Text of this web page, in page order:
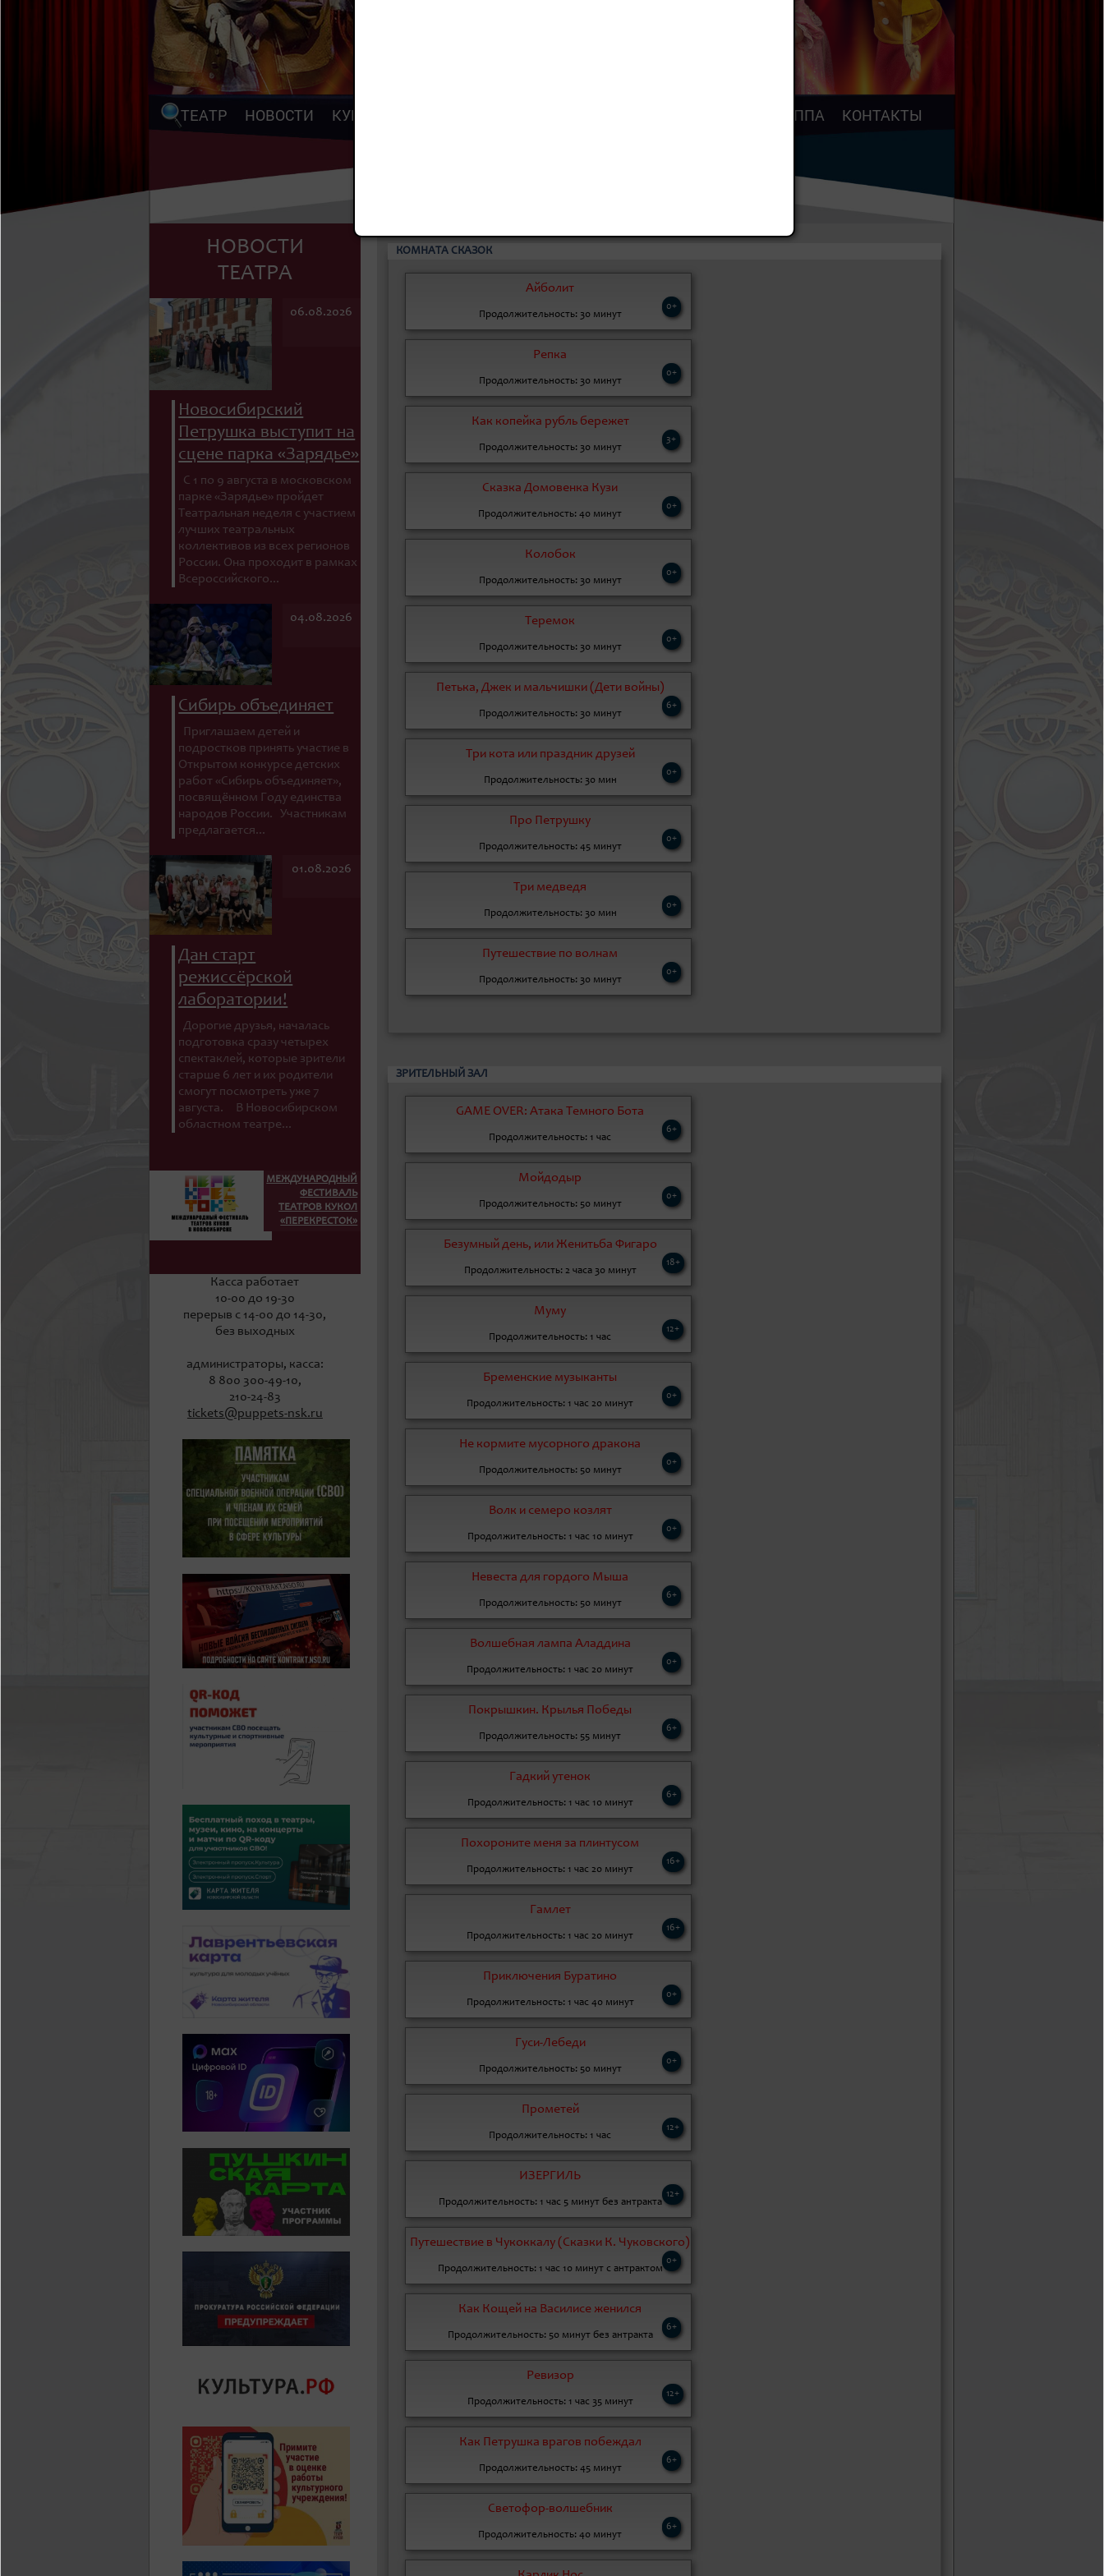
ТЕАТР НОВОСТИ КУПИТЬ БИЛЕТ ТРУППА КОНТАКТЫ
НОВОСТИ
ТЕАТРА
06.08.2026
Новосибирский
Петрушка выступит на
сцене парка «Зарядье»
С 1 по 9 августа в московском
парке «Зарядье» пройдет
Театральная неделя с участием
лучших театральных
коллективов из всех регионов
России. Она проходит в рамках
Всероссийского...
04.08.2026
Сибирь объединяет
Приглашаем детей и
подростков принять участие в
Открытом конкурсе детских
работ «Сибирь объединяет»,
посвящённом Году единства
народов России. Участникам
предлагается...
01.08.2026
Дан старт
режиссёрской
лаборатории!
Дорогие друзья, началась
подготовка сразу четырех
спектаклей, которые зрители
старше 6 лет и их родители
смогут посмотреть уже 7
августа. В Новосибирском
областном театре...
МЕЖДУНАРОДНЫЙ
ФЕСТИВАЛЬ
ТЕАТРОВ КУКОЛ
«ПЕРЕКРЕСТОК»
Касса работает
10-00 до 19-30
перерыв с 14-00 до 14-30,
без выходных
администраторы, касса:
8 800 300-49-10,
210-24-83
tickets@puppets-nsk.ru
КОМНАТА СКАЗОК
Айболит
0+
Продолжительность: 30 минут
Репка
0+
Продолжительность: 30 минут
Как копейка рубль бережет
3+
Продолжительность: 30 минут
Сказка Домовенка Кузи
0+
Продолжительность: 40 минут
Колобок
0+
Продолжительность: 30 минут
Теремок
0+
Продолжительность: 30 минут
Петька, Джек и мальчишки (Дети войны)
6+
Продолжительность: 30 минут
Три кота или праздник друзей
0+
Продолжительность: 30 мин
Про Петрушку
0+
Продолжительность: 45 минут
Три медведя
0+
Продолжительность: 30 мин
Путешествие по волнам
0+
Продолжительность: 30 минут
ЗРИТЕЛЬНЫЙ ЗАЛ
GАME OVER: Атака Темного Бота
6+
Продолжительность: 1 час
Мойдодыр
0+
Продолжительность: 50 минут
Безумный день, или Женитьба Фигаро
18+
Продолжительность: 2 часа 30 минут
Муму
12+
Продолжительность: 1 час
Бременские музыканты
0+
Продолжительность: 1 час 20 минут
Не кормите мусорного дракона
0+
Продолжительность: 50 минут
Волк и семеро козлят
0+
Продолжительность: 1 час 10 минут
Невеста для гордого Мыша
6+
Продолжительность: 50 минут
Волшебная лампа Аладдина
0+
Продолжительность: 1 час 20 минут
Покрышкин. Крылья Победы
6+
Продолжительность: 55 минут
Гадкий утенок
6+
Продолжительность: 1 час 10 минут
Похороните меня за плинтусом
16+
Продолжительность: 1 час 20 минут
Гамлет
16+
Продолжительность: 1 час 20 минут
Приключения Буратино
0+
Продолжительность: 1 час 40 минут
Гуси-Лебеди
0+
Продолжительность: 50 минут
Прометей
12+
Продолжительность: 1 час
ИЗЕРГИЛЬ
12+
Продолжительность: 1 час 5 минут без антракта
Путешествие в Чукоккалу (Сказки К. Чуковского)
0+
Продолжительность: 1 час 10 минут с антрактом
Как Кощей на Василисе женился
6+
Продолжительность: 50 минут без антракта
Ревизор
12+
Продолжительность: 1 час 35 минут
Как Петрушка врагов побеждал
6+
Продолжительность: 45 минут
Светофор-волшебник
6+
Продолжительность: 40 минут